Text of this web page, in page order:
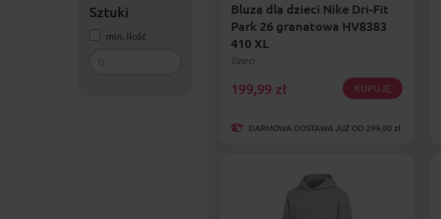
Sztuki
min. ilość
Bluza dla dzieci Nike Dri-Fit
Park 26 granatowa HV8383
410 XL
Dzieci
199,99 zł KUPUJĘ
DARMOWA DOSTAWA JUŻ OD 299,00 zł